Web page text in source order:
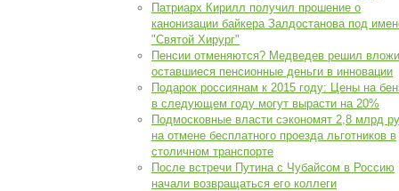
Патриарх Кирилл получил прошение о
канонизации байкера Залдостанова под
"Святой Хирург"
Пенсии отменяются? Медведев решил
оставшиеся пенсионные деньги в инновации
Подарок россиянам к 2015 году: Цены на
в следующем году могут вырасти на 20%
Подмосковные власти сэкономят 2,8 млрд
на отмене бесплатного проезда льготников в
столичном транспорте
После встречи Путина с Чубайсом в Россию
начали возвращаться его коллеги